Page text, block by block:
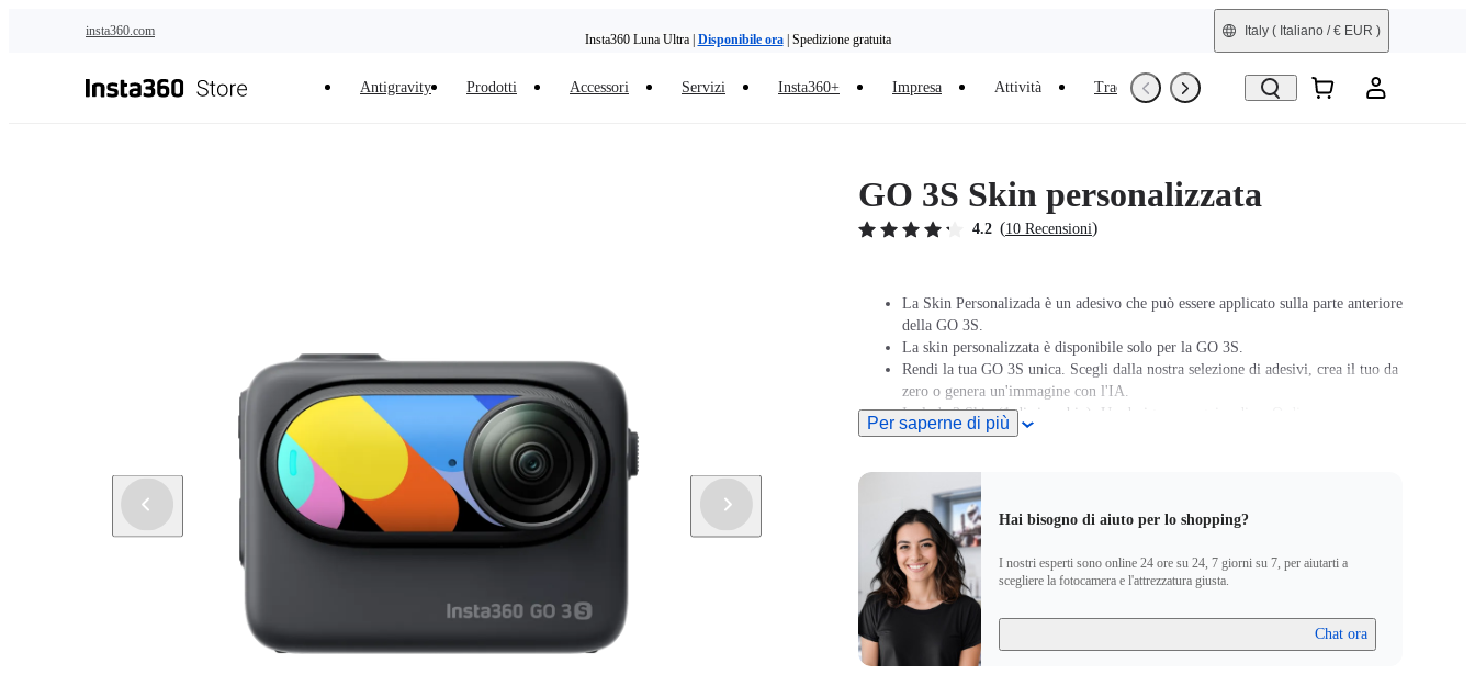
insta360.com
Insta360 Luna Ultra | Disponibile ora| Spedizione gratuita
Italy ( Italiano / € EUR )
Antigravity Prodotti Accessori Servizi Insta360+ Impresa Attività Trade-In Ricondizionata
GO 3S Skin personalizzata
4.2 (10 Recensioni)
La Skin Personalizada è un adesivo che può essere applicato sulla parte anteriore
della GO 3S.
La skin personalizzata è disponibile solo per la GO 3S.
Rendi la tua GO 3S unica. Scegli dalla nostra selezione di adesivi, crea il tuo da
zero o genera un'immagine con l'IA.
Include 2 Skin (1 di ricambio). Un design per ogni ordine. Ordina
separatamente gli adesivi con diversi design.
Per saperne di più
Hai bisogno di aiuto per lo shopping?
I nostri esperti sono online 24 ore su 24, 7 giorni su 7, per aiutarti a
scegliere la fotocamera e l'attrezzatura giusta.
Chat ora